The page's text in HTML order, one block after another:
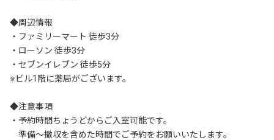
◆周辺情報
・ファミリーマート 徒歩3分
・ローソン 徒歩3分
・セブンイレブン 徒歩5分
※ビル1階に薬局がございます。
◆注意事項
・予約時間ちょうどからご入室可能です。
準備～撤収を含めた時間でご予約をお願いいたします。